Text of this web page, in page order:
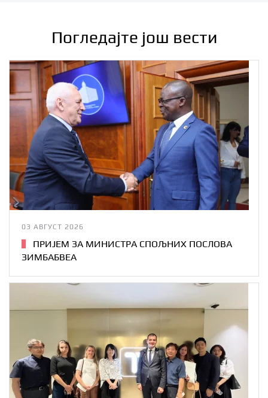
Погледајте још вести
03 АВГУСТ 2026
ПРИЈЕМ ЗА МИНИСТРА СПОЉНИХ ПОСЛОВА
ЗИМБАБВЕА